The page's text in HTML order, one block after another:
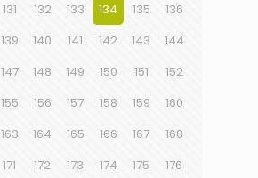
131 132 133 134 135
136
139 140 141 142 143
144
147 148 149 150 151
152
155 156 157 158 159
160
163 164 165 166 167
168
171 172 173 174 175
176